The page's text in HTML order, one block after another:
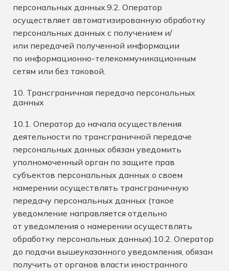
персональных данных.9.2. Оператор
осуществляет автоматизированную обработку
персональных данных с получением и/
или передачей полученной информации
по информационно-телекоммуникационным
сетям или без таковой.
10. Трансграничная передача персональных
данных
10.1. Оператор до начала осуществления
деятельности по трансграничной передаче
персональных данных обязан уведомить
уполномоченный орган по защите прав
субъектов персональных данных о своем
намерении осуществлять трансграничную
передачу персональных данных (такое
уведомление направляется отдельно
от уведомления о намерении осуществлять
обработку персональных данных).10.2. Оператор
до подачи вышеуказанного уведомления, обязан
получить от органов власти иностранного